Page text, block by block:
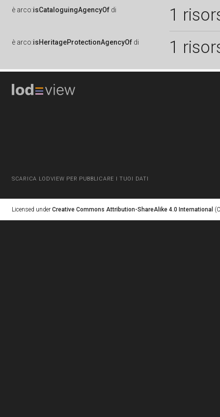
è arco:isCataloguingAgencyOf di 1
è arco:isHeritageProtectionAgencyOf di 1
SCARICA LODVIEW PER PUBBLICARE I TUOI DATI
Licensed under Creative Commons Attribution-ShareAlike 4.0 International